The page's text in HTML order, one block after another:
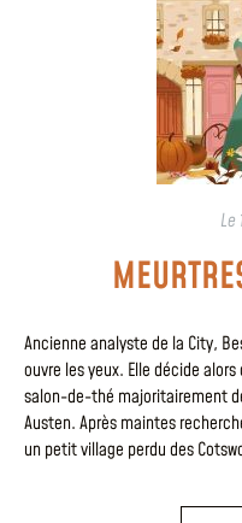
Le
Ancienne analyste de la City,
ouvre les yeux. Elle décide
salon-de-thé majoritairement
Austen. Après maintes
un petit village perdu des